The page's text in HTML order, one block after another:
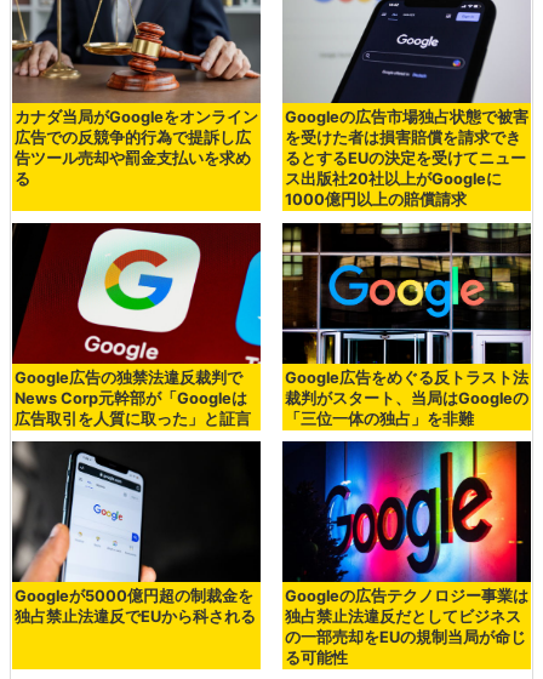
カナダ当局がGoogleをオンライン
広告での反競争的行為で提訴し広
告ツール売却や罰金支払いを求め
る
Googleの広告市場独占状態で被害
を受けた者は損害賠償を請求でき
るとするEUの決定を受けてニュー
ス出版社20社以上がGoogleに
1000億円以上の賠償請求
Google広告の独禁法違反裁判で
News Corp元幹部が「Googleは
広告取引を人質に取った」と証言
Google広告をめぐる反トラスト法
裁判がスタート、当局はGoogleの
「三位一体の独占」を非難
Googleが5000億円超の制裁金を
独占禁止法違反でEUから科される
Googleの広告テクノロジー事業は
独占禁止法違反だとしてビジネス
の一部売却をEUの規制当局が命じ
る可能性